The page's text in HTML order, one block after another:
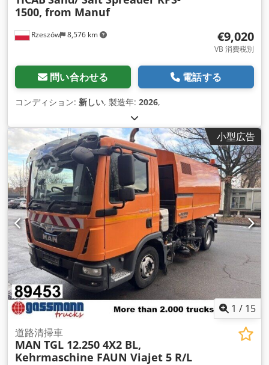
Rzeszów 8,576 km
1500, from Manuf
€9,020
VB 消費税別
問い合わせる 電話する
コンディション: 新しい, 製造年: 2026,
小型広告
1 / 15
道路清掃車
MAN TGL 12.250 4X2 BL,
Kehrmaschine FAUN Viajet 5 R/L